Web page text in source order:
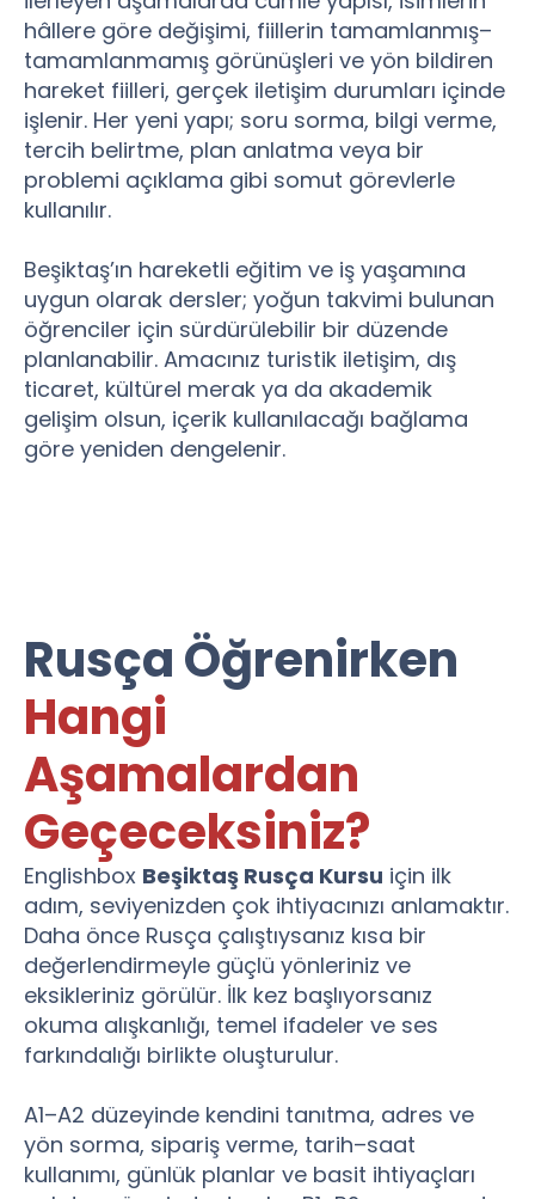
hâllere göre değişimi, fiillerin tamamlanmış–
tamamlanmamış görünüşleri ve yön bildiren
hareket fiilleri, gerçek iletişim durumları içinde
işlenir. Her yeni yapı; soru sorma, bilgi verme,
tercih belirtme, plan anlatma veya bir
problemi açıklama gibi somut görevlerle
kullanılır.
Beşiktaş’ın hareketli eğitim ve iş yaşamına
uygun olarak dersler; yoğun takvimi bulunan
öğrenciler için sürdürülebilir bir düzende
planlanabilir. Amacınız turistik iletişim, dış
ticaret, kültürel merak ya da akademik
gelişim olsun, içerik kullanılacağı bağlama
göre yeniden dengelenir.
Rusça Öğrenirken
Hangi
Aşamalardan
Geçeceksiniz?
Englishbox Beşiktaş Rusça Kursu için ilk
adım, seviyenizden çok ihtiyacınızı anlamaktır.
Daha önce Rusça çalıştıysanız kısa bir
değerlendirmeyle güçlü yönleriniz ve
eksikleriniz görülür. İlk kez başlıyorsanız
okuma alışkanlığı, temel ifadeler ve ses
farkındalığı birlikte oluşturulur.
A1–A2 düzeyinde kendini tanıtma, adres ve
yön sorma, sipariş verme, tarih–saat
kullanımı, günlük planlar ve basit ihtiyaçları